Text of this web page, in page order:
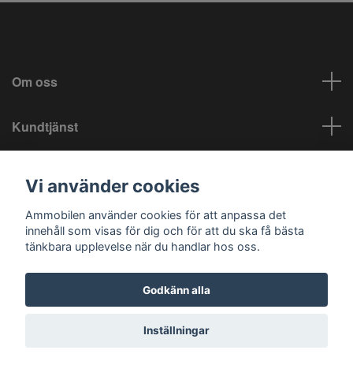
Om oss
Kundtjänst
Sociala medier
© 2026 Ammobilen
Vi använder cookies
Ammobilen använder cookies för att anpassa det
innehåll som visas för dig och för att du ska få bästa
tänkbara upplevelse när du handlar hos oss.
Godkänn alla
Inställningar